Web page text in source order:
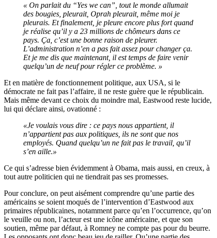
« On parlait du “Yes we can”, tout le monde allumait
des bougies, pleurait, Oprah pleurait, même moi je
pleurais. Et finalement, je pleure encore plus fort quand
je réalise qu’il y a 23 millions de chômeurs dans ce
pays. Ça, c’est une bonne raison de pleurer.
L’administration n’en a pas fait assez pour changer ça.
Et je me dis que maintenant, il est temps de faire venir
quelqu’un de neuf pour régler ce problème. »
Et en matière de fonctionnement politique, aux USA, si le
démocrate ne fait pas l’affaire, il ne reste guère que le républicain.
Mais même devant ce choix du moindre mal, Eastwood reste lucide,
lui qui déclare ainsi, ovationné :
«Je voulais vous dire : ce pays nous appartient, il
n’appartient pas aux politiques, ils ne sont que nos
employés. Quand quelqu’un ne fait pas le travail, qu’il
s’en aille.»
Ce qui s’adresse bien évidemment à Obama, mais aussi, en creux, à
tout autre politicien qui ne tiendrait pas ses promesses.
Pour conclure, on peut aisément comprendre qu’une partie des
américains se soient moqués de l’intervention d’Eastwood aux
primaires républicaines, notamment parce qu’en l’occurrence, qu’on
le veuille ou non, l’acteur est une icône américaine, et que son
soutien, même par défaut, à Romney ne compte pas pour du beurre.